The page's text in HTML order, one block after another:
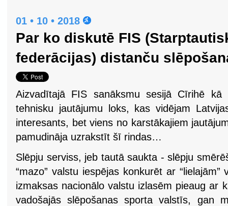
01 • 10 • 2018
Par ko diskutē FIS
federācijas) distanču
Aizvadītajā FIS sanāksmu sesijā Cīrihē
tehnisku jautājumu loks, kas vidējam
interesants, bet viens no karstākajiem
pamudināja uzrakstīt šī rindas…
Slēpju serviss, jeb tautā saukta - slēpju
“mazo” valstu iespējas konkurēt ar
izmaksas nacionālo valstu izlasēm pieaug ar
vadošajās slēpošanas sporta valstīs, gan